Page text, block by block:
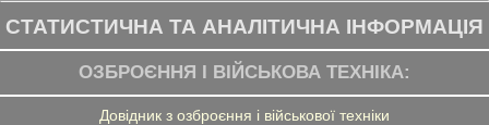
СТАТИСТИЧНА ТА АНАЛІТИЧНА ІНФОРМАЦІЯ
ОЗБРОЄННЯ І ВІЙСЬКОВА ТЕХНІКА:
Довідник з озброєння і військової техніки